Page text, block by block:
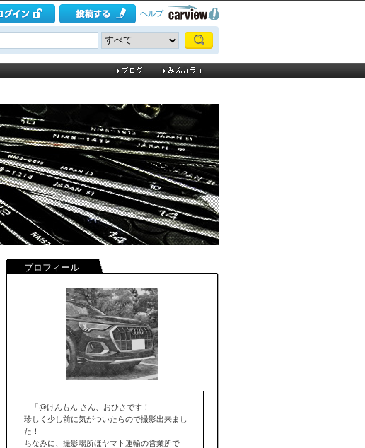
ヘルプ
プロフィール
「@けんもん さん、おひさです！
珍しく少し前に気がついたらので撮影出来まし
た！
ちなみに、撮影場所ほヤマト運輸の営業所で